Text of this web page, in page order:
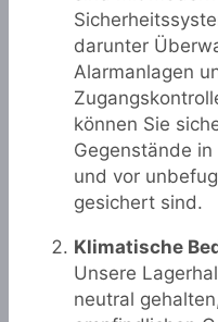
darunter
Alarmanlagen
können Sie
Gegenstände
und vor
gesichert sind.
Klimatische
Unsere
neutral